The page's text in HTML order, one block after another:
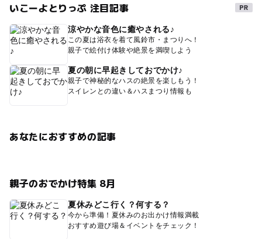
いこーよとりっぷ 注目記事
涼やかな音色に癒やされる♪
この夏は浴衣を着て風鈴市・まつりへ！
親子で絵付け体験や絶景を満喫しよう
夏の朝に早起きしておでかけ♪
親子で神秘的なハスの絶景を楽しもう！
スイレンとの違い＆ハスまつり情報も
あなたにおすすめの記事
親子のおでかけ特集 8月
夏休みどこ行く？何する？
今から準備！夏休みのお出かけ情報満載
おすすめ遊び場＆イベントをチェック！